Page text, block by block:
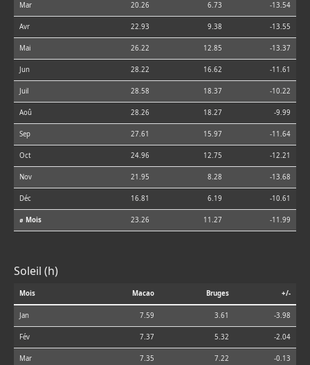
Mar 20.26 6.73 -13.54
Avr 22.93 9.38 -13.55
Mai 26.22 12.85 -13.37
Jun 28.22 16.62 -11.61
Juil 28.58 18.37 -10.22
Aoû 28.26 18.27 -9.99
Sep 27.61 15.97 -11.64
Oct 24.96 12.75 -12.21
Nov 21.95 8.28 -13.68
Déc 16.81 6.19 -10.61
⌀ Mois 23.26 11.27 -11.99
Soleil (h)
Mois Macao Bruges +/-
Jan 7.59 3.61 -3.98
Fév 7.37 5.32 -2.04
Mar 7.35 7.22 -0.13